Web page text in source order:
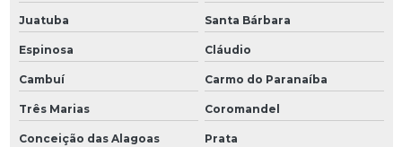
Juatuba Santa Bárbara
Espinosa Cláudio
Cambuí Carmo do Paranaíba
Três Marias Coromandel
Conceição das Alagoas Prata